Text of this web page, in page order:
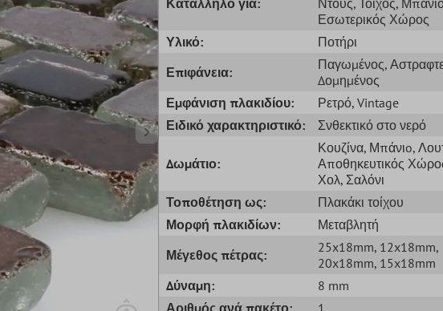
Εσωτερικός Χώρος
Υλικό:
Ποτήρι
Επιφάνεια:
Παγωμένος,
Δομημένος
Εμφάνιση πλακιδίου:
Ρετρό, Vintage
Ειδικό χαρακτηριστικό:
Σνθεκτικό στο νερό
Δωμάτιο:
Κουζίνα, Μπάνιo,
Αποθηκευτικός
Χολ, Σαλόνι
Τοποθέτηση ως:
Πλακάκι τοίχου
Μορφή πλακιδίων:
Μεταβλητή
Μέγεθος πέτρας:
25x18mm, 12x18mm,
20x18mm, 15x18mm
Δύναμη:
8 mm
Αριθμός ανά πακέτο:
1